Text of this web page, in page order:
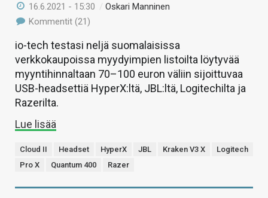
16.6.2021 - 15:30 /Oskari Manninen
Kommentit (21)
io-tech testasi neljä suomalaisissa
verkkokaupoissa myydyimpien listoilta löytyvää
myyntihinnaltaan 70–100 euron väliin sijoittuvaa
USB-headsettiä HyperX:ltä, JBL:ltä, Logitechilta ja
Razerilta.
Lue lisää
Cloud II Headset HyperX JBL Kraken V3 X
Logitech
Pro X
Quantum 400 Razer